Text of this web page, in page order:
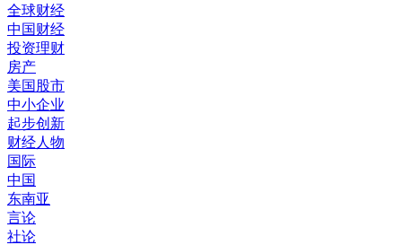
全球财经
中国财经
投资理财
房产
美国股市
中小企业
起步创新
财经人物
国际
中国
东南亚
言论
社论